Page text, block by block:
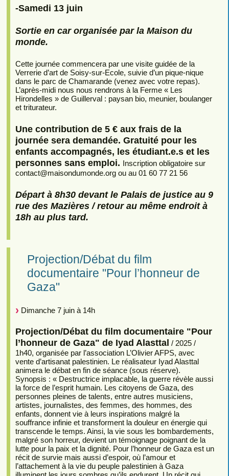
-Samedi 13 juin
Sortie en car organisée par la Maison du
monde.
Cette journée commencera par une visite guidée de la
Verrerie d’art de Soisy-sur-Ecole, suivie d’un pique-nique
dans le parc de Chamarande (venez avec votre repas).
L’après-midi nous nous rendrons à la Ferme « Les
Hirondelles » de Guillerval : paysan bio, meunier, boulanger
et triturateur.
Une contribution de 5 € aux frais de la
journée sera demandée. Gratuité pour les
enfants accompagnés, les étudiant.e.s et les
personnes sans emploi. Inscription obligatoire sur
contact@maisondumonde.org ou au 01 60 77 21 56
Départ à 8h30 devant le Palais de justice au 9
rue des Mazières / retour au même endroit à
18h au plus tard.
Projection/Débat du film
documentaire "Pour l’honneur de
Gaza"
Dimanche 7 juin à 14h
Projection/Débat du film documentaire "Pour
l’honneur de Gaza" de Iyad Alasttal / 2025 /
1h40, organisée par l’association L’Olivier AFPS, avec
vente d’artisanat palestinien. Le réalisateur Iyad Alasttal
animera le débat en fin de séance (sous réserve).
Synopsis : « Destructrice implacable, la guerre révèle aussi
la force de l’esprit humain. Les citoyens de Gaza, des
personnes pleines de talents, entre autres musiciens,
artistes, journalistes, des femmes, des hommes, des
enfants, donnent vie à leurs inspirations malgré la
souffrance infinie et transforment la douleur en énergie qui
transcende le temps. Ainsi, la vie sous les bombardements,
malgré son horreur, devient un témoignage poignant de la
lutte pour la paix et la dignité. Pour l’honneur de Gaza est un
récit de survie mais aussi d’espoir, où l’amour et
l’attachement à la vie du peuple palestinien à Gaza